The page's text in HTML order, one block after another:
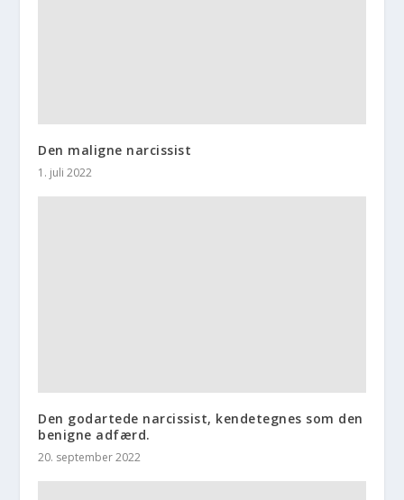
Den maligne narcissist
1. juli 2022
Den godartede narcissist, kendetegnes som den
benigne adfærd.
20. september 2022